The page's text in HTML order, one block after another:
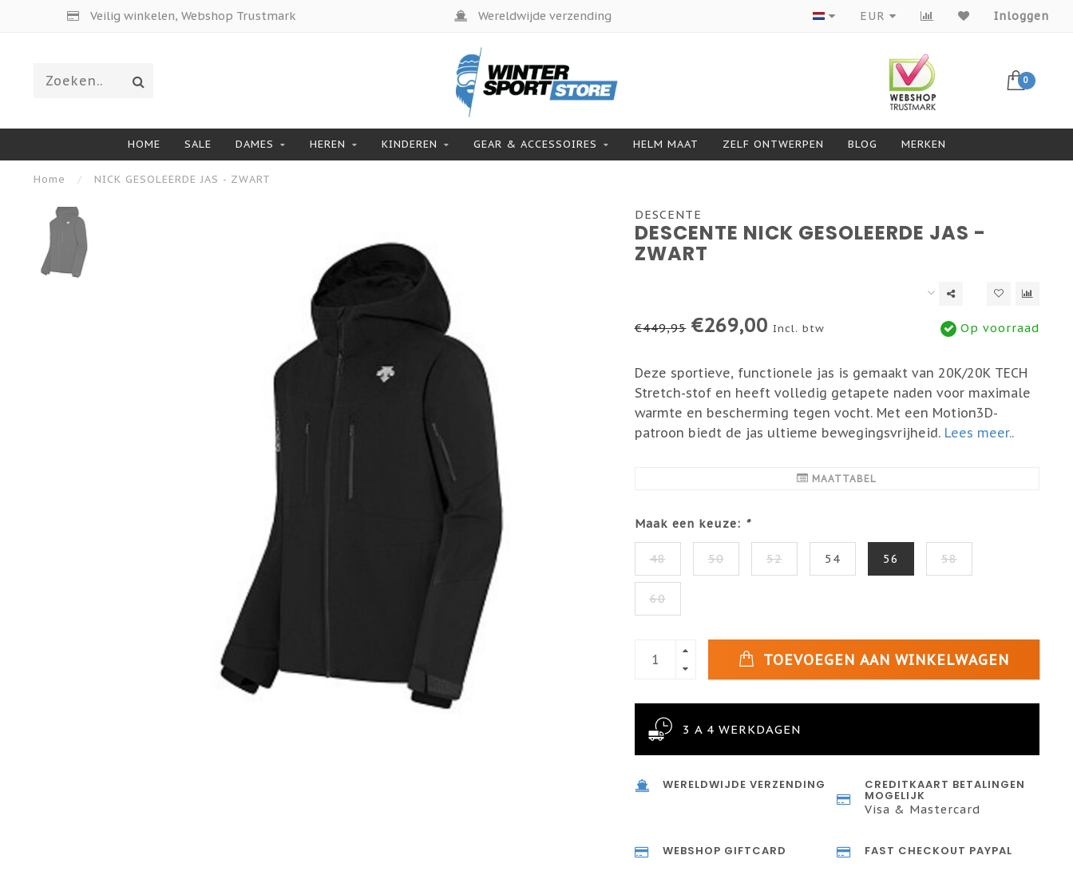
Veilig winkelen, Webshop Trustmark Wereldwijde verzending Producten van topmerken
EUR Inloggen
0
HOME SALE DAMES HEREN KINDEREN GEAR & ACCESSOIRES HELM MAAT ZELF ONTWERPEN BLOG MERKEN
Home / NICK GESOLEERDE JAS - ZWART
DESCENTE
DESCENTE NICK GESOLEERDE JAS -
ZWART
€449,95 €269,00 Incl. btw Op voorraad
Deze sportieve, functionele jas is gemaakt van 20K/20K TECH
Stretch-stof en heeft volledig getapete naden voor maximale
warmte en bescherming tegen vocht. Met een Motion3D-
patroon biedt de jas ultieme bewegingsvrijheid. Lees meer..
MAATTABEL
Maak een keuze: *
48 50 52 54 56 58
60
TOEVOEGEN AAN WINKELWAGEN
3 A 4 WERKDAGEN
WERELDWIJDE VERZENDING CREDITKAART BETALINGEN
MOGELIJK
Visa & Mastercard
WEBSHOP GIFTCARD FAST CHECKOUT PAYPAL